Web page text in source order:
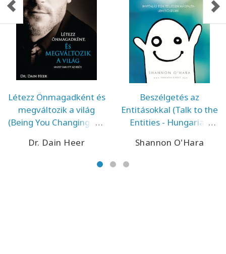
Létezz Önmagadként és
megváltozik a világ
(Being You Changing the
Version)
Dr. Dain Heer
Beszélgetés az
Entitásokkal (Talk to the
Entities - Hungarian
Shannon O'Hara